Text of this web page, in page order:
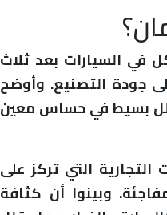
في السيارات بعد ثلاث
جودة التصنيع. وأوضح
بسيط في حساس معين
التي تركز على
وبينوا أن كثافة